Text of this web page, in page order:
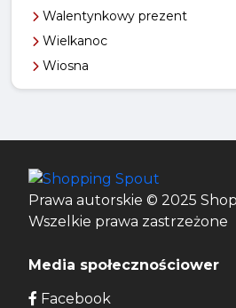
Walentynkowy prezent
Wielkanoc
Wiosna
Prawa autorskie © 2025
Wszelkie prawa zastrzeżone
Media społecznościower
Facebook